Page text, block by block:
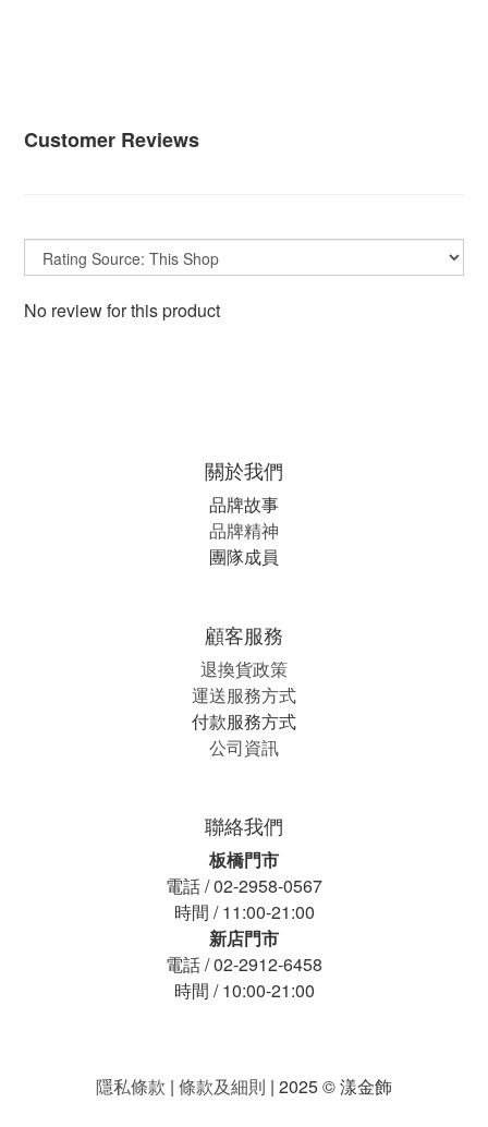
Customer Reviews
No review for this product
關於我們
品牌故事
品牌精神
團隊成員
顧客服務
退換貨政策
運送服務方式
付款服務方式
公司資訊
聯絡我們
板橋門市
電話 / 02-2958-0567
時間 / 11:00-21:00
新店門市
電話 / 02-2912-6458
時間 / 10:00-21:00
隱私條款 | 條款及細則 | 2025 © 漾金飾